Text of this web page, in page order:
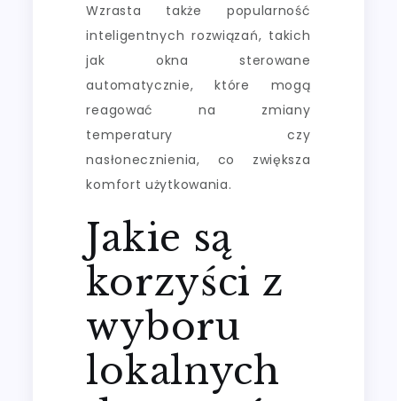
Wzrasta także popularność
inteligentnych rozwiązań, takich
jak okna sterowane
automatycznie, które mogą
reagować na zmiany
temperatury czy
nasłonecznienia, co zwiększa
komfort użytkowania.
Jakie są
korzyści z
wyboru
lokalnych